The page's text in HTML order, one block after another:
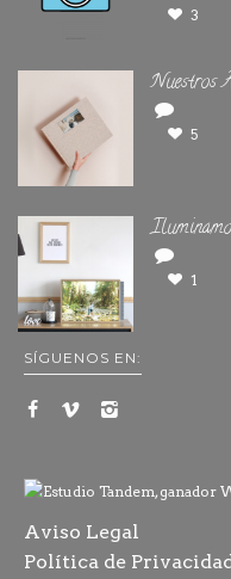
3
Nuestros
5
1
SÍGUENOS EN:
Aviso Legal
Política de